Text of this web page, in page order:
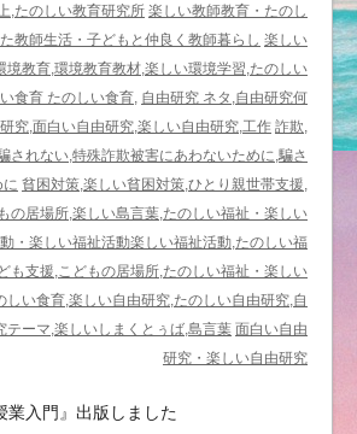
な
団
体
か
ら
い
ろ
い
ろ
な
協
力
が
,たのしい教育研究所 楽しい教師教育・たのし
教師生活・子どもと仲良く教師暮らし 楽しい
境教育,環境教育教材,楽しい環境学習,たのしい
食育 たのしい食育, 自由研究 ネタ,自由研究何
究,面白い自由研究,楽しい自由研究,工作 詐欺,
されない,特殊詐欺被害にあわないために,騙さ
に 貧困対策,楽しい貧困対策,ひとり親世帯支援,
の居場所,楽しい島言葉,たのしい福祉・楽しい
・楽しい福祉活動楽しい福祉活動,たのしい福
も支援,こどもの居場所,たのしい福祉・楽しい
しい食育,楽しい自由研究,たのしい自由研究,自
テーマ,楽しいしまくとぅば,島言葉 面白い自由
研究・楽しい自由研究
業入門』出版しました